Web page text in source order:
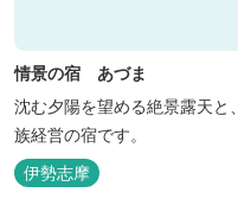
情景の宿 あづま
沈む夕陽を望める絶景露天と
族経営の宿です。
伊勢志摩